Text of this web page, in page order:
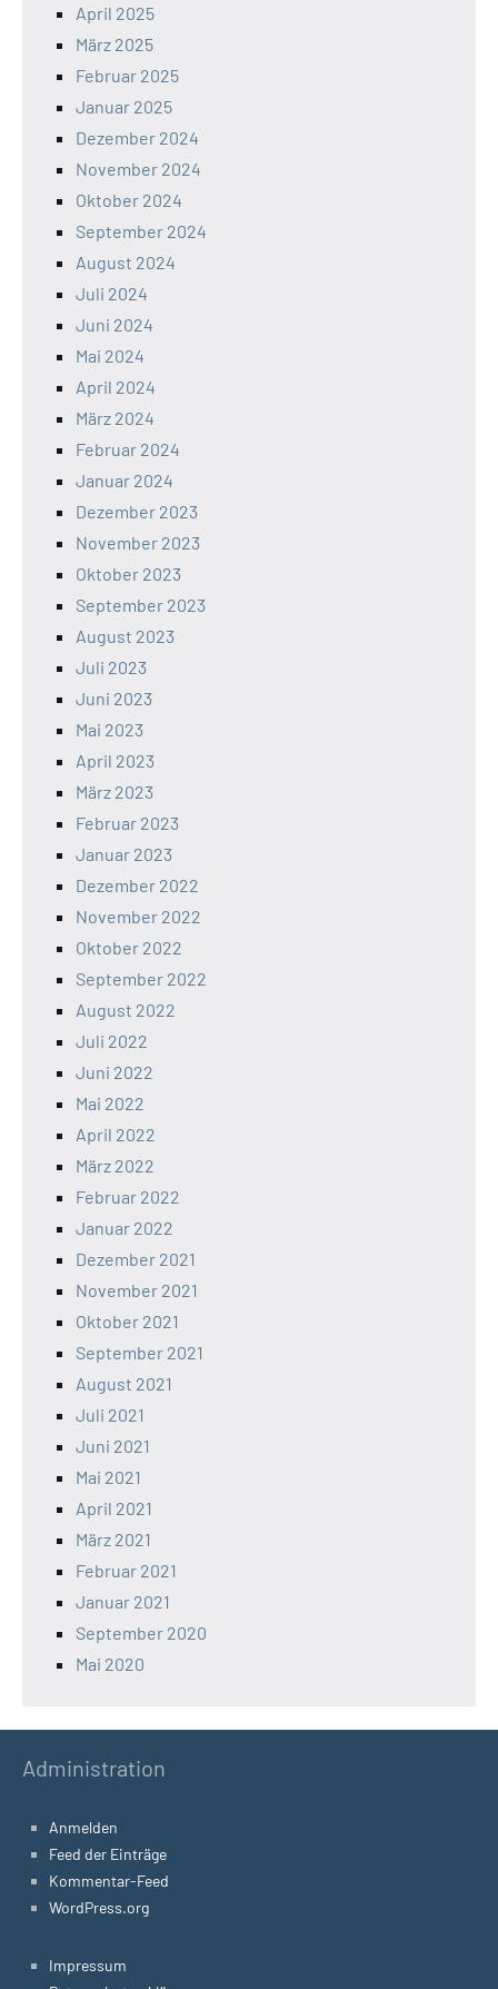
April 2025
März 2025
Februar 2025
Januar 2025
Dezember 2024
November 2024
Oktober 2024
September 2024
August 2024
Juli 2024
Juni 2024
Mai 2024
April 2024
März 2024
Februar 2024
Januar 2024
Dezember 2023
November 2023
Oktober 2023
September 2023
August 2023
Juli 2023
Juni 2023
Mai 2023
April 2023
März 2023
Februar 2023
Januar 2023
Dezember 2022
November 2022
Oktober 2022
September 2022
August 2022
Juli 2022
Juni 2022
Mai 2022
April 2022
März 2022
Februar 2022
Januar 2022
Dezember 2021
November 2021
Oktober 2021
September 2021
August 2021
Juli 2021
Juni 2021
Mai 2021
April 2021
März 2021
Februar 2021
Januar 2021
September 2020
Mai 2020
Administration
Anmelden
Feed der Einträge
Kommentar-Feed
WordPress.org
Impressum